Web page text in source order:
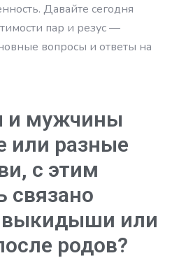
Давайте сегодня
пар и резус —
вопросы и ответы на
мужчины
или разные
с этим
связано
выкидыши или
родов?